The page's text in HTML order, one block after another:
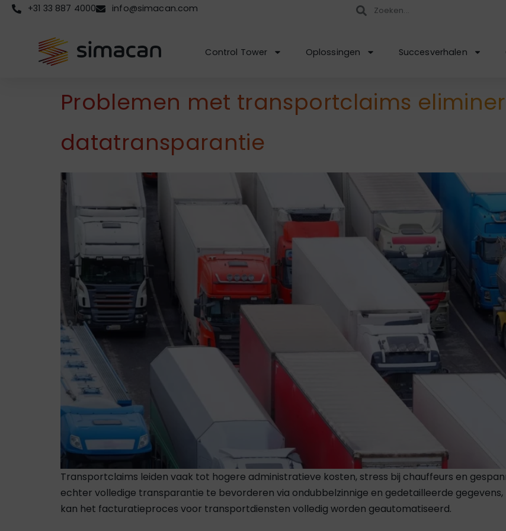
+31 33 887 4000 info@simacan.com
Control Tower Oplossingen Succesverhalen
Problemen met transportclaims
datatransparantie
Transportclaims leiden vaak tot hogere administratieve kosten, stress bij chauffeurs en
echter volledige transparantie te bevorderen via ondubbelzinnige en gedetailleerde
kan het facturatieproces voor transportdiensten volledig worden geautomatiseerd.